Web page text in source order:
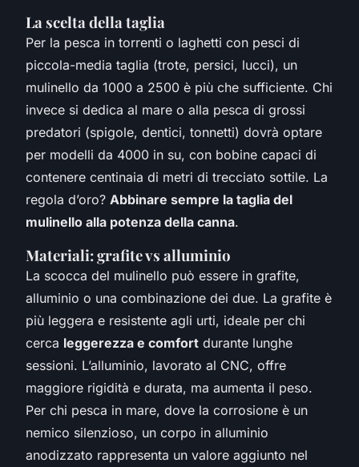
La scelta della taglia
Per la pesca in torrenti o laghetti con pesci di
piccola-media taglia (trote, persici, lucci), un
mulinello da 1000 a 2500 è più che sufficiente. Chi
invece si dedica al mare o alla pesca di grossi
predatori (spigole, dentici, tonnetti) dovrà optare
per modelli da 4000 in su, con bobine capaci di
contenere centinaia di metri di trecciato sottile. La
regola d’oro? Abbinare sempre la taglia del
mulinello alla potenza della canna.
Materiali: grafite vs alluminio
La scocca del mulinello può essere in grafite,
alluminio o una combinazione dei due. La grafite è
più leggera e resistente agli urti, ideale per chi
cerca leggerezza e comfort durante lunghe
sessioni. L’alluminio, lavorato al CNC, offre
maggiore rigidità e durata, ma aumenta il peso.
Per chi pesca in mare, dove la corrosione è un
nemico silenzioso, un corpo in alluminio
anodizzato rappresenta un valore aggiunto nel